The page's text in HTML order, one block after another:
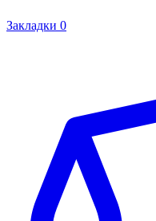
Закладки 0